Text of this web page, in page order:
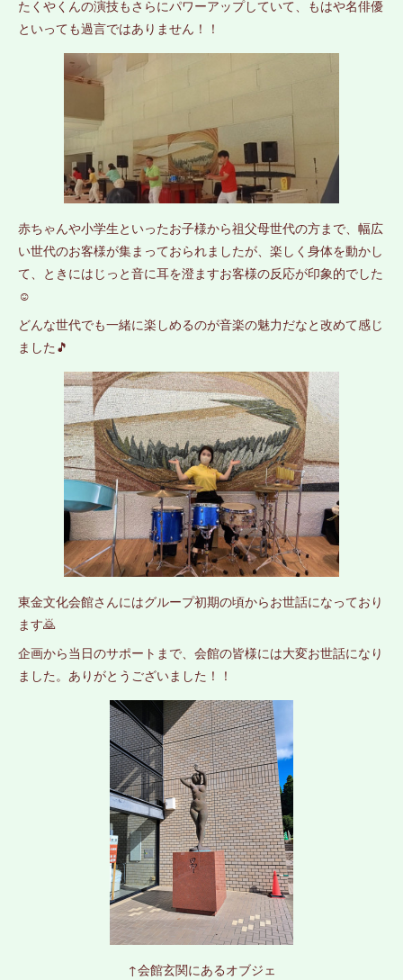
たくやくんの演技もさらにパワーアップしていて、もはや名俳優
といっても過言ではありません！！
赤ちゃんや小学生といったお子様から祖父母世代の方まで、幅広
い世代のお客様が集まっておられましたが、楽しく身体を動かし
て、ときにはじっと音に耳を澄ますお客様の反応が印象的でした
☺
どんな世代でも一緒に楽しめるのが音楽の魅力だなと改めて感じ
ました🎵
東金文化会館さんにはグループ初期の頃からお世話になっており
ます🙇
企画から当日のサポートまで、会館の皆様には大変お世話になり
ました。ありがとうございました！！
↑会館玄関にあるオブジェ